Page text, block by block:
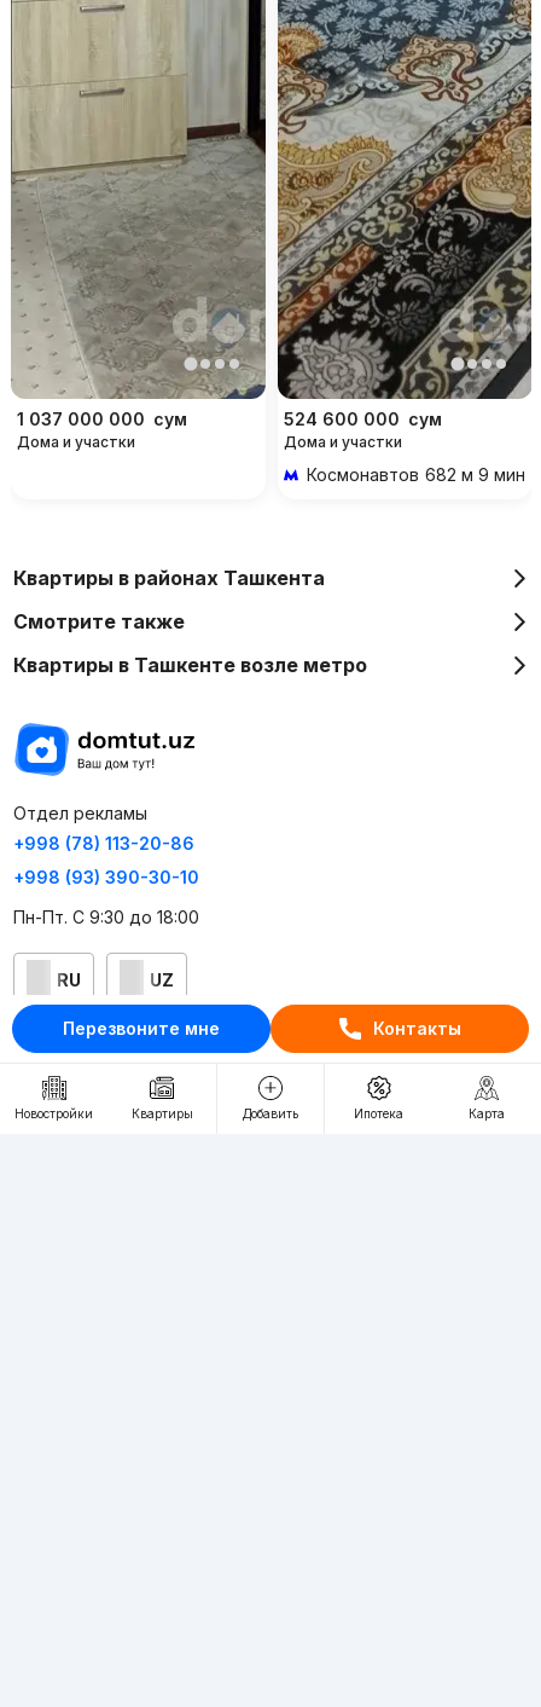
Перезвоните мне Контакты
1 037 000 000 сум
Дома и участки
524 600 000 сум
Дома и участки
Космонавтов 682 м 9 мин
Новостройки Квартиры Добавить Ипотека Карта
Квартиры в районах Ташкента
Смотрите также
Квартиры в Ташкенте возле метро
Отдел рекламы
+998 (78) 113-20-86
+998 (93) 390-30-10
Пн-Пт. С 9:30 до 18:00
RU UZ
Контакты
О проекте